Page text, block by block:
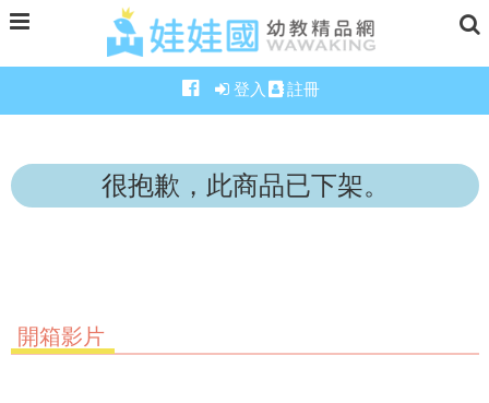
登入 註冊
很抱歉，此商品已下架。
開箱影片